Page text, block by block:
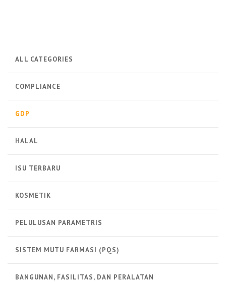
ALL CATEGORIES
COMPLIANCE
GDP
HALAL
ISU TERBARU
KOSMETIK
PELULUSAN PARAMETRIS
SISTEM MUTU FARMASI (PQS)
BANGUNAN, FASILITAS, DAN PERALATAN